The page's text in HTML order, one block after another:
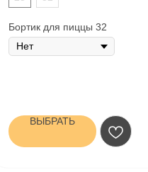
Бортик для пиццы 32
ВЫБРАТЬ